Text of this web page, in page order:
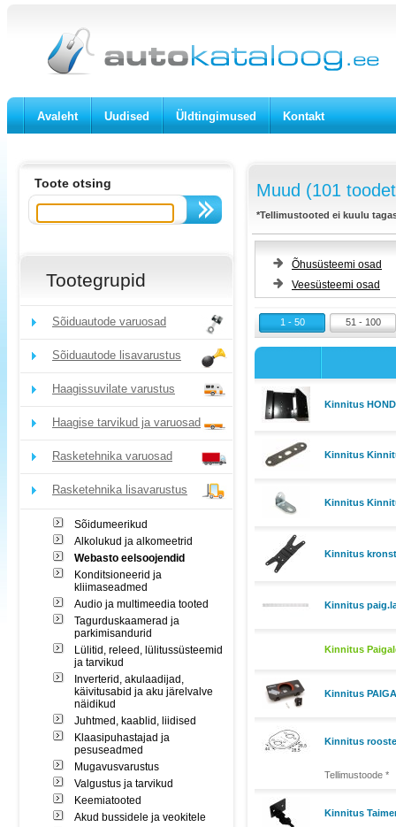
Avaleht Uudised Üldtingimused Kontakt
Toote otsing
Tootegrupid
Sõiduautode varuosad
Sõiduautode lisavarustus
Haagissuvilate varustus
Haagise tarvikud ja varuosad
Rasketehnika varuosad
Rasketehnika lisavarustus
Sõidumeerikud
Alkolukud ja alkomeetrid
Webasto eelsoojendid
Konditsioneerid ja
kliimaseadmed
Audio ja multimeedia tooted
Tagurduskaamerad ja
parkimisandurid
Lülitid, releed, lülitussüsteemid
ja tarvikud
Inverterid, akulaadijad,
käivitusabid ja aku järelvalve
näidikud
Juhtmed, kaablid, liidised
Klaasipuhastajad ja
pesuseadmed
Mugavusvarustus
Valgustus ja tarvikud
Keemiatooted
Akud bussidele ja veokitele
Muud (101
*Tellimustooted ei kuulu
Õhusüsteemi osad
Veesüsteemi osad
1 - 50 51 - 100
Kinnitus
Kinnitus
Kinnitus
Kinnitus
Kinnitus
Kinnitus
Kinnitus
Kinnitus
Tellimustoode *
Kinnitus